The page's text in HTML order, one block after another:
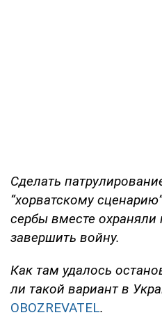
Сделать
“хорватскому
сербы вместе охраняли
завершить войну.
Как там удалось
ли такой вариант в
OBOZREVATEL.